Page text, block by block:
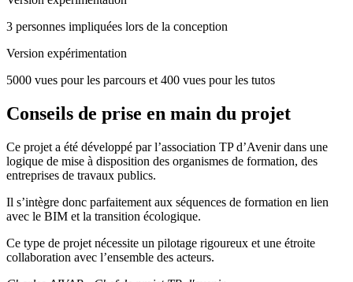
3 personnes impliquées lors de la conception
Version expérimentation
5000 vues pour les parcours et 400 vues pour les tutos
Conseils de prise en main du projet
Ce projet a été développé par l’association TP d’Avenir dans une
logique de mise à disposition des organismes de formation, des
entreprises de travaux publics.
Il s’intègre donc parfaitement aux séquences de formation en lien
avec le BIM et la transition écologique.
Ce type de projet nécessite un pilotage rigoureux et une étroite
collaboration avec l’ensemble des acteurs.